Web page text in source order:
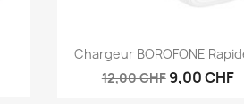
Aperçu rapide
Chargeur BOROFONE
12,00 CHF 9,00 CHF